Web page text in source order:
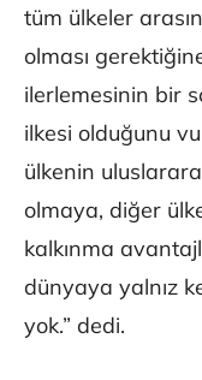
tüm ülkeler
olması
ilerlemesinin bir
ilkesi olduğunu
ülkenin
olmaya, diğer
kalkınma
dünyaya yalnız
yok.” dedi.